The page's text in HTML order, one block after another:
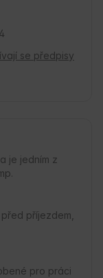
se předpisy
je jedním z
příjezdem,
pro práci